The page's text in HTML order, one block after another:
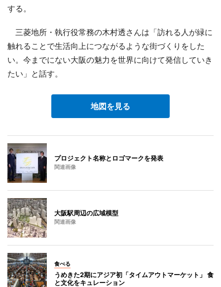
する。
三菱地所・執行役常務の木村透さんは「訪れる人が緑に
触れることで生活向上につながるような街づくりをした
い。今までにない大阪の魅力を世界に向けて発信していき
たい」と話す。
地図を見る
プロジェクト名称とロゴマークを発表
関連画像
大阪駅周辺の広域模型
関連画像
食べる
うめきた2期にアジア初「タイムアウトマーケット」 食
と文化をキュレーション